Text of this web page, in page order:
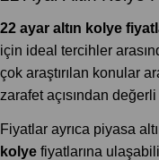
22 ayar altın kolye
için ideal tercihler
çok araştırılan konular
zarafet açısından
Fiyatlar ayrıca piyasa
kolye fiyatlarına